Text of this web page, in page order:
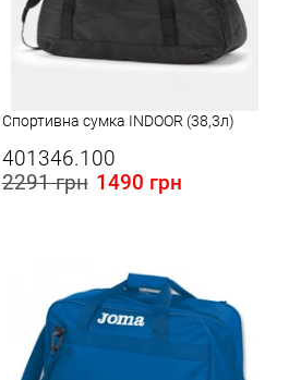
Спортивна сумка INDOOR (38,3л)
401346.100
2291 грн 1490 грн